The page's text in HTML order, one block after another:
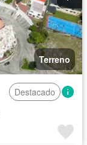
Terreno
Destacado